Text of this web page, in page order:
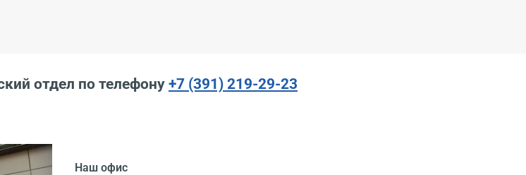
отдел по телефону +7 (391) 219-29-23
Наш офис